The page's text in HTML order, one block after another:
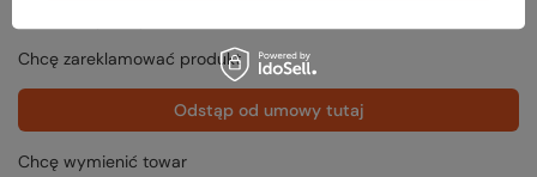
Chcę zareklamować produkt
Odstąp od umowy tutaj
Chcę wymienić towar